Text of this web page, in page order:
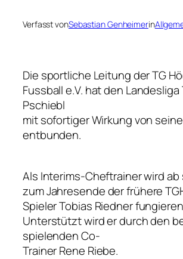
Verfasst vonSebastian Genheimerin
Die sportliche Leitung der TG
Fussball e.V. hat den Landesliga
Pschiebl
mit sofortiger Wirkung von
entbunden.
Als Interims-Cheftrainer wird
zum Jahresende der frühere
Spieler Tobias Riedner
Unterstützt wird er durch den
spielenden Co-
Trainer Rene Riebe.